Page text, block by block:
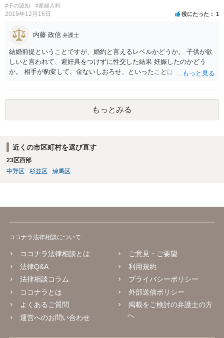
#子の認知 #産婦人科
2019年12月16日 役にたった 1
内藤 政信 弁護士
結婚前提ということですが、婚約と言えるレベルかどうか。 子供が欲
しいと言われて、避妊具をつけずに性交した結果 妊娠したのかどう
か。 相手が豹変して、金ないしおろせ、といったことは、不法 行為に
よるも のかどうか、説明付きの診断書が欲しいですね。 慰謝料請求
は、可能でしょう。
もっとみる
近くの市区町村を選び直す
23区西部
中野区
杉並区 練馬区
ココナラ法律相談について
ココナラ法律相談とは
法律Q&A
法律相談コラム
ココナラとは
よくあるご質問
運営へのお問い合わせ
ご意見・ご要望
利用規約
プライバシーポリシー
外部送信ポリシー
掲載をご検討の弁護士の方
へ